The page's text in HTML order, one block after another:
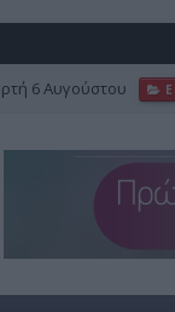
6 Αυγούστου